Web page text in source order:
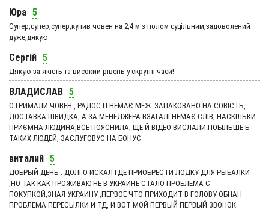
Юра 5
Супер,супер,супер,купив човен на 2,4 м з полом суцільним,задоволений
дуже,дякую
Сергій 5
Дякую за якість та високий рівень у скрутні часи!
ВЛАДИСЛАВ 5
ОТРИМАЛИ ЧОВЕН , РАДОСТІ НЕМАЄ МЕЖ. ЗАПАКОВАНО НА СОВІСТЬ,
ДОСТАВКА ШВИДКА, А ЗА МЕНЕДЖЕРА ВЗАГАЛІ НЕМАЄ СЛІВ, НАСКІЛЬКИ
ПРИЄМНА ЛЮДИНА,ВСЕ ПОЯСНИЛА, ЩЕ Й ВІДЕО ВИСЛАЛИ.ПОБІЛЬШЕ Б
ТАКИХ ЛЮДЕЙ, ЗАСЛУГОВУЄ НА БОНУС
виталий 5
ДОБРЫЙ ДЕНЬ . ДОЛГО ИСКАЛ ГДЕ ПРИОБРЕСТИ ЛОДКУ ДЛЯ РЫБАЛКИ
,НО ТАК КАК ПРОЖИВАЮ НЕ В УКРАИНЕ СТАЛО ПРОБЛЕМА С
ПОКУПКОЙ,ЗНАЯ УКРАИНУ ,ПЕРВОЕ ЧТО ПРИХОДИТ В ГОЛОВУ ОБНАН
ПРОБЛЕМА ПЕРЕСЫЛКИ И ТД, И ВОТ МОЙ ПЕРВЫЙ ПЕРВЫЙ ЗВОНОК